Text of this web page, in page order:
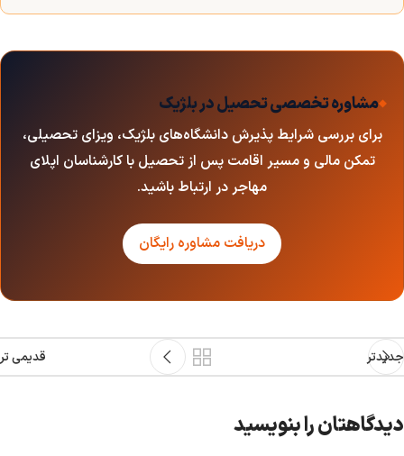
مشاوره تخصصی تحصیل در بلژیک
برای بررسی شرایط پذیرش دانشگاه‌های بلژیک، ویزای تحصیلی،
تمکن مالی و مسیر اقامت پس از تحصیل با کارشناسان اپلای
مهاجر در ارتباط باشید.
دریافت مشاوره رایگان
جدیدتر قدیمی تر
دیدگاهتان را بنویسید